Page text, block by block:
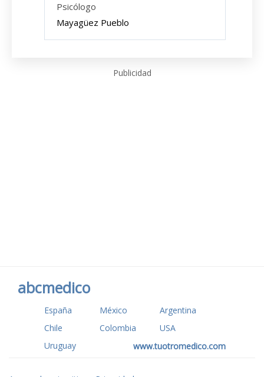
Psicólogo
Mayagüez Pueblo
Publicidad
abcmedico
España México
Argentina
Chile
Colombia
USA
Uruguay
www.tuotromedico.com